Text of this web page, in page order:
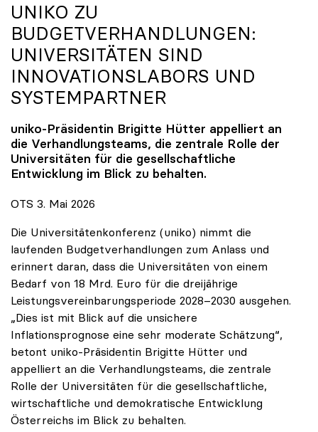
UNIKO ZU
BUDGETVERHANDLUNGEN:
UNIVERSITÄTEN SIND
INNOVATIONSLABORS UND
SYSTEMPARTNER
uniko-Präsidentin Brigitte Hütter appelliert an
die Verhandlungsteams, die zentrale Rolle der
Universitäten für die gesellschaftliche
Entwicklung im Blick zu behalten.
OTS 3. Mai 2026
Die Universitätenkonferenz (uniko) nimmt die
laufenden Budgetverhandlungen zum Anlass und
erinnert daran, dass die Universitäten von einem
Bedarf von 18 Mrd. Euro für die dreijährige
Leistungsvereinbarungsperiode 2028–2030 ausgehen.
„Dies ist mit Blick auf die unsichere
Inflationsprognose eine sehr moderate Schätzung“,
betont uniko-Präsidentin Brigitte Hütter und
appelliert an die Verhandlungsteams, die zentrale
Rolle der Universitäten für die gesellschaftliche,
wirtschaftliche und demokratische Entwicklung
Österreichs im Blick zu behalten.